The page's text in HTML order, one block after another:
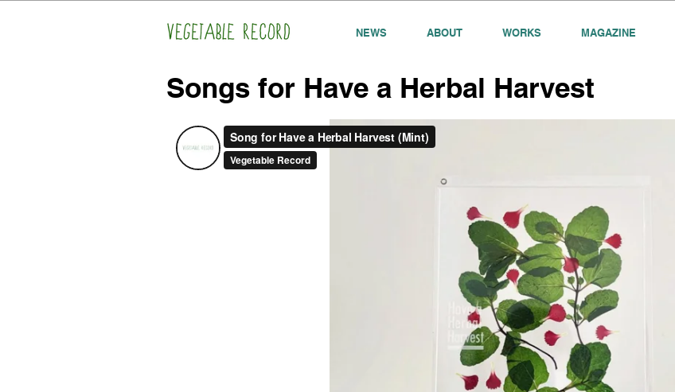
NEWS ABOUT WORKS MAGAZINE
Songs for Have a Herbal Harvest